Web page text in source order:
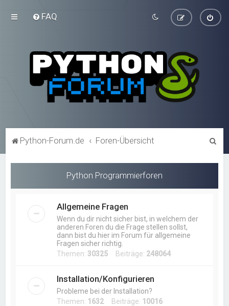
FAQ
Python-Forum.de Foren-Übersicht
Python Programmierforen
Allgemeine Fragen
Wenn du dir nicht sicher bist, in welchem der
anderen Foren du die Frage stellen sollst,
dann bist du hier im Forum für allgemeine
Fragen sicher richtig.
Themen: 30325 Beiträge: 248064
Installation/Konfigurieren
Probleme bei der Installation?
Themen: 1632Beiträge: 10016